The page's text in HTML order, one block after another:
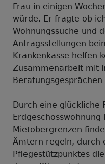
Frau in einigen
würde. Er fragte ob
Wohnungssuche und
Antragsstellungen
Krankenkasse helfen
Zusammenarbeit mit
Beratungsgesprächen
Durch eine glückliche
Mietobergrenzen
Ämtern regeln, durch
Pflegestützpunktes